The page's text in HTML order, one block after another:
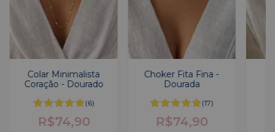
Colar Minimalista
Coração - Dourado
(6)
R$74,90
Choker Fita Fina -
Dourada
(17)
R$74,90